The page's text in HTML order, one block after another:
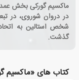
ماکسیم گورکی بخش
گذشت.
کتاب های «ماکسیم